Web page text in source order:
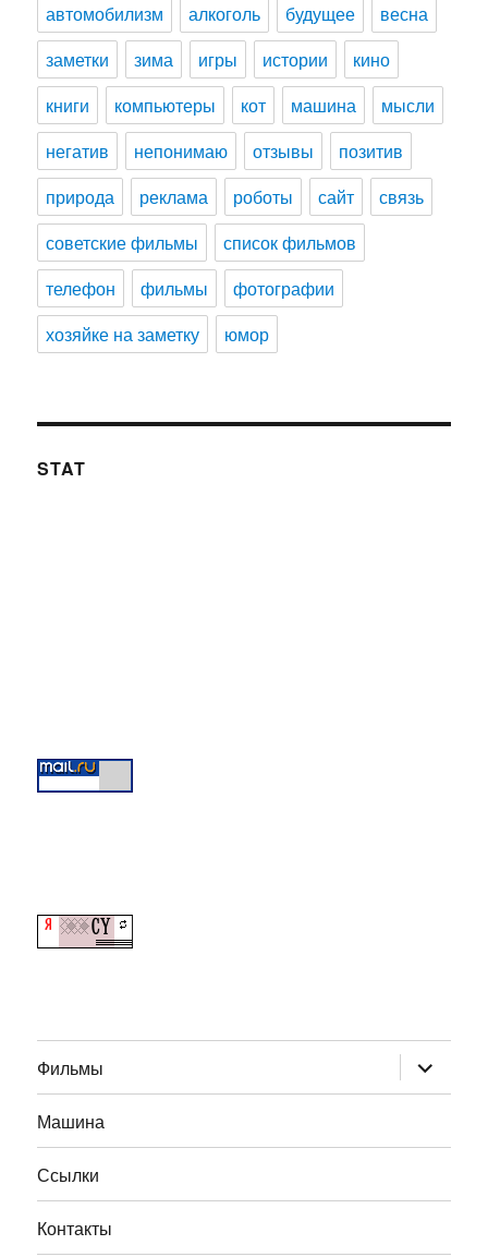
автомобилизм
алкоголь будущее
весна
заметки
зима игры истории
кино
книги
компьютеры кот машина
мысли
негатив
непонимаю отзывы
позитив
природа
реклама роботы сайт
связь
советские фильмы
список фильмов
телефон
фильмы
фотографии
хозяйке на заметку
юмор
STAT
Фильмы дочернее
меню
Машина
Ссылки
Контакты